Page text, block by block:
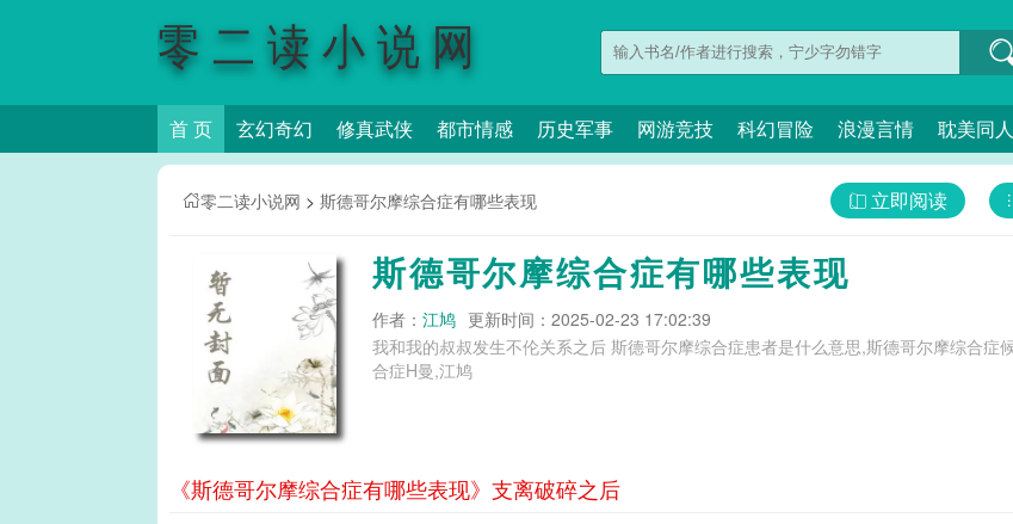
零二读小说网
首 页 玄幻奇幻 修真武侠 都市情感 历史军事 网游竞技 科幻冒险 浪漫言情 耽美同人
零二读小说网 > 斯德哥尔摩综合症有哪些表现 立即阅读
斯德哥尔摩综合症有哪些表现
作者： 江鸠 更新时间：2025-02-23 17:02:39
我和我的叔叔发生不伦关系之后 斯德哥尔摩综合症患者是什么意思,斯德哥尔摩综合症候群是什么,斯德哥尔摩综合症HP小说,斯德哥尔摩综
合症H曼,江鸠
《斯德哥尔摩综合症有哪些表现》支离破碎之后